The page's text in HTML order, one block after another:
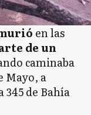
en las
de un
caminaba
Mayo, a
345 de Bahía